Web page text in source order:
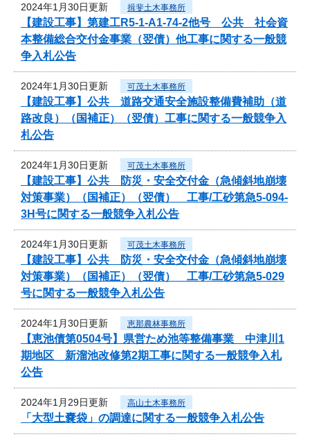
2024年1月30日更新 揖斐土木事務所
【建設工事】第建工R5-1-A1-74-2他号 公共 社会資
本整備総合交付金事業（翌債）他工事に関する一般競
争入札公告
2024年1月30日更新 可茂土木事務所
【建設工事】公共 道路交通安全施設整備費補助（道
路改良）（国補正）（翌債）工事に関する一般競争入
札公告
2024年1月30日更新 可茂土木事務所
【建設工事】公共 防災・安全交付金（急傾斜地崩壊
対策事業）（国補正）（翌債） 工事/工砂第急5-094-
3H号に関する一般競争入札公告
2024年1月30日更新 可茂土木事務所
【建設工事】公共 防災・安全交付金（急傾斜地崩壊
対策事業）（国補正）（翌債） 工事/工砂第急5-029
号に関する一般競争入札公告
2024年1月30日更新 恵那農林事務所
【恵池債第0504号】県営ため池等整備事業 中津川1
期地区 新溜池改修第2期工事に関する一般競争入札
公告
2024年1月29日更新 高山土木事務所
「大型土嚢袋」の調達に関する一般競争入札公告